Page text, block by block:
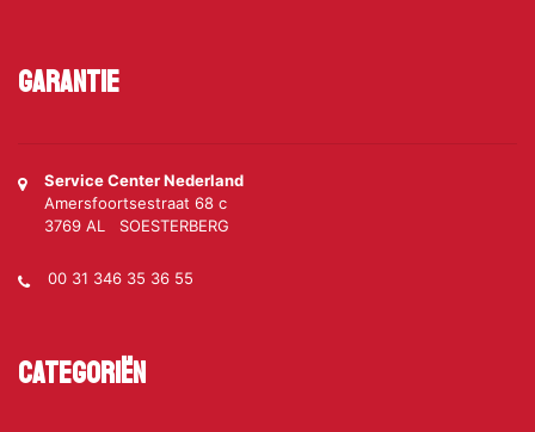
Garantie
Service Center Nederland
Amersfoortsestraat 68 c
3769 AL SOESTERBERG
00 31 346 35 36 55
Categoriën